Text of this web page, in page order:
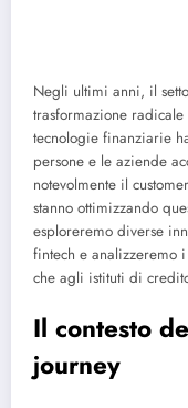
Negli ultimi anni, il
trasformazione
tecnologie finanziarie
persone e le aziende
notevolmente il
stanno ottimizzando
esploreremo diverse
fintech e analizzeremo
che agli istituti di
Il contesto
journey